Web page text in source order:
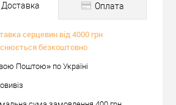
Доставка Оплата
серцевин від 4000 грн
безкоштовно
Поштою» по Україні